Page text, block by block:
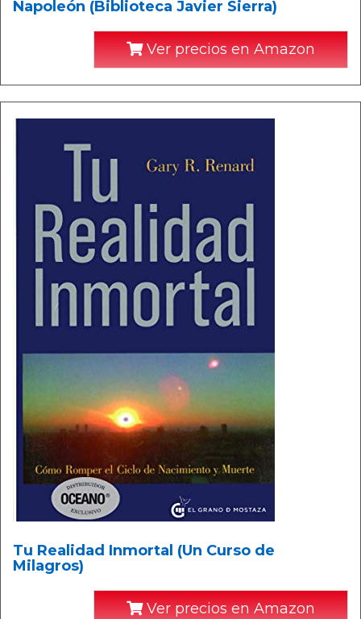
Napoleón (Biblioteca Javier Sierra)
Ver precios en Amazon
Tu Realidad Inmortal (Un Curso de
Milagros)
Ver precios en Amazon